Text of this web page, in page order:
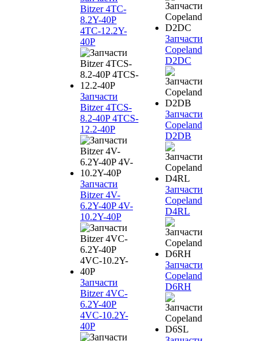
Bitzer 4TC-
8.2Y-40P
4TC-12.2Y-
40P
Запчасти
Bitzer 4TCS-
8.2-40P 4TCS-
12.2-40P
Запчасти
Bitzer 4V-
6.2Y-40P 4V-
10.2Y-40P
Запчасти
Bitzer 4VC-
6.2Y-40P
4VC-10.2Y-
40P
Запчасти
Copeland
D2DC
Запчасти
Copeland
D2DB
Запчасти
Copeland
D4RL
Запчасти
Copeland
D6RH